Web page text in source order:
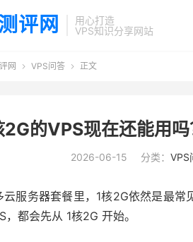
评网
用心打造
VPS知识分享网站
网  VPS问答  正文
2G的VPS现在还能用
2026-06-15 分类： VPS
云服务器套餐里，1核2G依然是最
，都会先从 1核2G 开始。